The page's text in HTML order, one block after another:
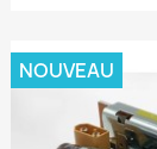
NOUVEAU